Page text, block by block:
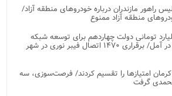
مازندران درباره خودروهای منطقه آزاد/
منطقه آزاد ممنوع
گذاری ۱۸۰ میلیارد تومانی دولت چهاردهم برای توسعه شبکه
تلفن همراه و فیبر نوری در آمل/ برقراری ۱۴۷۰ اتصال فیبر نوری در شهر
امتیازها را تقسیم کردند/ فرصت‌سوزی، سه
گرفت